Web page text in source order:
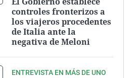
controles fronterizos a
los viajeros procedentes
de Italia ante la
negativa de Meloni
ENTREVISTA EN MÁS DE UNO